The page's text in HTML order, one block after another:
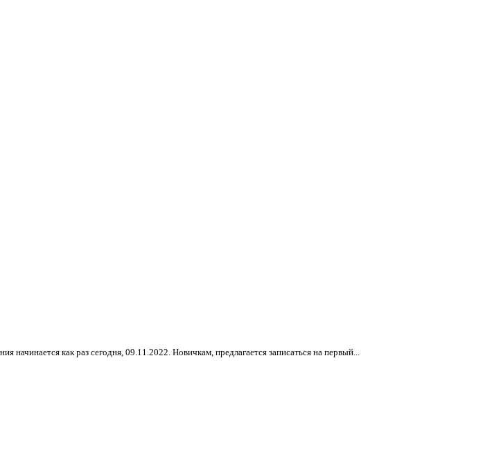
как раз сегодня, 09.11.2022. Новичкам, предлагается записаться на первый...